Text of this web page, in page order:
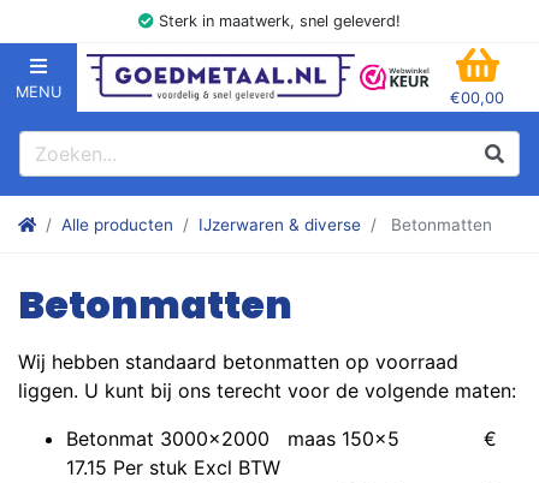
Sterk in maatwerk, snel geleverd!
MENU
GOEDMETAAL.NL
€00,00
Zoeken
Zoek
Stalen kokers, hoekstaal, Balk, Buizen Plat, Strippen, Plaat en
Alle producten IJzerwaren & diverse Betonmatten
Betonmatten
Wij hebben standaard betonmatten op voorraad
liggen. U kunt bij ons terecht voor de volgende maten:
Betonmat 3000x2000 maas 150x5 €
17.15 Per stuk Excl BTW